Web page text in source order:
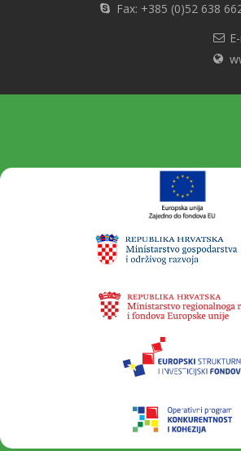
Fax: +385 (0)52 638